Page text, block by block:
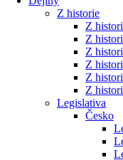
Z historie
Z
Z
Z
Z
Z
Z
Legislativa
Česko